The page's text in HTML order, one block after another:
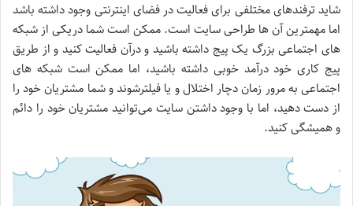
شاید ترفندهای مختلفی برای فعالیت در فضای اینترنتی وجود داشته باشد
اما مهمترین آن ها طراحی سایت است. ممکن است شما دریکی از شبکه
های اجتماعی بزرگ یک پیج داشته باشید و درآن فعالیت کنید و از طریق
پیج کاری خود درآمد خوبی داشته باشید، اما ممکن است شبکه های
اجتماعی به مرور زمان دچار اختلال و یا فیلترشوند و شما مشتریان خود را
از دست دهید، اما با وجود داشتن سایت می‌توانید مشتریان خود را دائم
و همیشگی کنید.